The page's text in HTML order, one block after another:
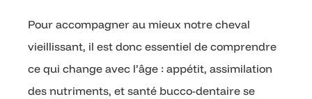
Pour accompagner au mieux notre cheval
vieillissant, il est donc essentiel de comprendre
ce qui change avec l’âge : appétit, assimilation
des nutriments, et santé bucco-dentaire se